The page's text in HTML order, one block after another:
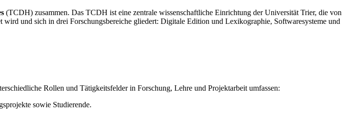
(TCDH) zusammen. Das TCDH ist eine zentrale wissenschaftliche Einrichtung der Universität Trier, die von
wird und sich in drei Forschungsbereiche gliedert: Digitale Edition und Lexikographie, Softwaresysteme und
Rollen und Tätigkeitsfelder in Forschung, Lehre und Projektarbeit umfassen:
sowie Studierende.